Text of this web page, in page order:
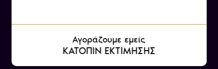
Αγοράζουμε εμείς
ΚΑΤΟΠΙΝ ΕΚΤΙΜΗΣΗΣ